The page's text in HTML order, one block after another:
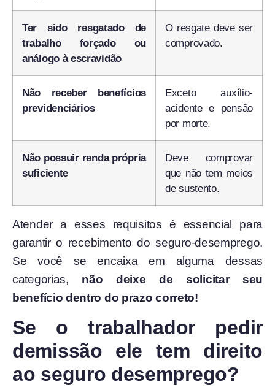
Ter sido resgatado de
trabalho forçado ou
análogo à escravidão
O resgate deve ser
comprovado.
Não receber benefícios
previdenciários
Exceto auxílio-
acidente e pensão
por morte.
Não possuir renda própria
suficiente
Deve comprovar
que não tem meios
de sustento.
Atender a esses requisitos é essencial para
garantir o recebimento do seguro-desemprego.
Se você se encaixa em alguma dessas
categorias, não deixe de solicitar seu
benefício dentro do prazo correto!
Se o trabalhador pedir
demissão ele tem direito
ao seguro desemprego?